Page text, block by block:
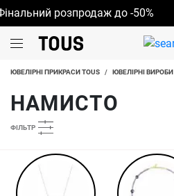
розпродаж до -50%
ЮВЕЛІРНІ ПРИКРАСИ TOUS / ЮВЕЛІРНІ ВИРОБИ
НАМИСТО
ФІЛЬТР